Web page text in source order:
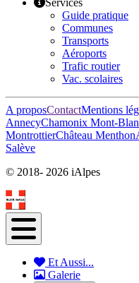
Services
Guide pratique
Communes
Transports
Aéroports
Trafic routier
Vac. scolaires
A proposContactMentions
AnnecyChamonix Mont-
MontrottierChâteau Menthon
Salève
© 2018- 2026 iAlpes
Et Aussi...
Galerie